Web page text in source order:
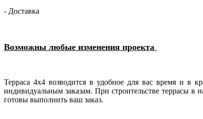
- Доставка
Возможны любые изменения проекта
Терраса 4х4 возводится в удобное для вас время и в
индивидуальным заказам. При строительстве террасы
готовы выполнить ваш заказ.